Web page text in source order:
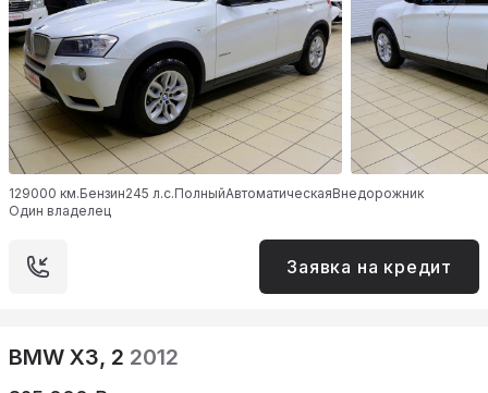
129000 км.Бензин245 л.с.ПолныйАвтоматическаяВнедорожник
Один владелец
Заявка на кредит
BMW X3, 2 2012